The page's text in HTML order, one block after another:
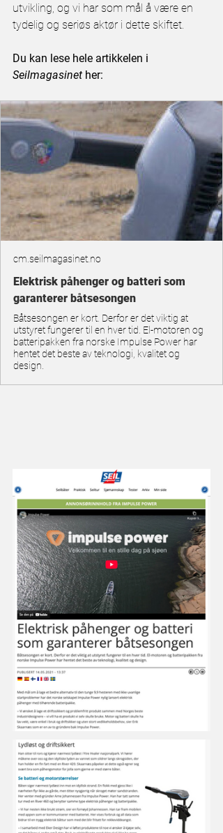
utvikling, og vi har som mål å være en
tydelig og seriøs aktør i dette skiftet.
Du kan lese hele artikkelen i
Seilmagasinet her:
cm.seilmagasinet.no
Elektrisk påhenger og batteri som
garanterer båtsesongen
Båtsesongen er kort. Derfor er det viktig at
utstyret fungerer til en hver tid. El-motoren og
batteripakken fra norske Impulse Power har
hentet det beste av teknologi, kvalitet og
design.